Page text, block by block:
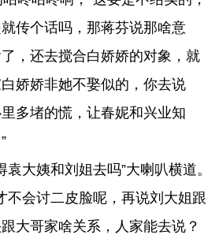
传个话吗，那蒋芬说那啥意
，还去搅合白娇娇的对象，就
娇娇非她不娶似的，你去说
多堵的慌，让春妮和兴业知
大姨和刘姐去吗”大喇叭横道。
会讨二皮脸呢，再说刘大姐跟
大哥家啥关系，人家能去说？